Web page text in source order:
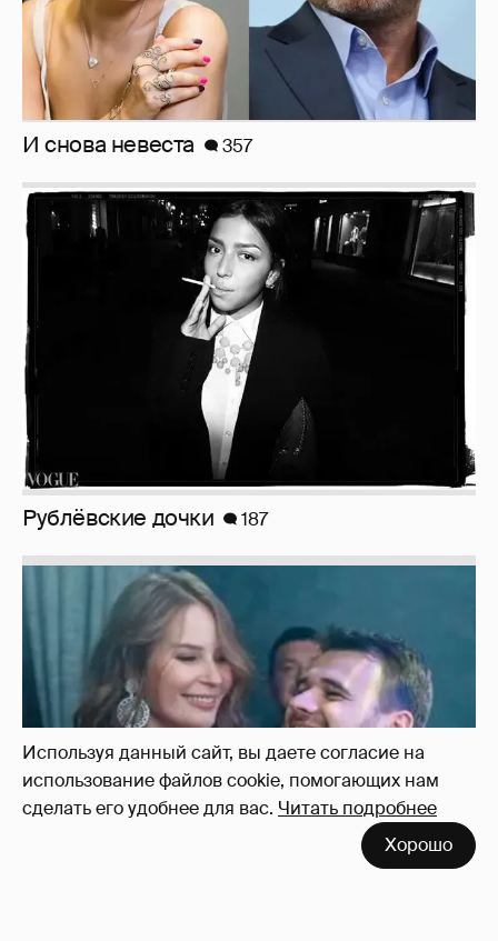
Используя данный сайт, вы даете согласие на
использование файлов cookie, помогающих нам
сделать его удобнее для вас. Читать подробнее
Хорошо
Рублёвские дочки 187
Неужели правда?